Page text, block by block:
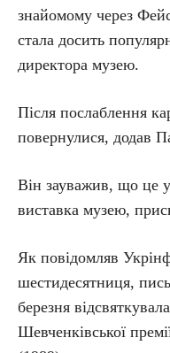
знайомому через
стала досить
директора музею.
Після послаблення
повернулися, додав
Він зауважив, що це
виставка музею,
Як повідомляв
шестидесятниця,
березня
Шевченківської